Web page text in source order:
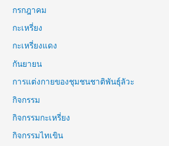
กรกฎาคม
กะเหรี่ยง
กะเหรี่ยงแดง
กันยายน
การแต่งกายของชุมชนชาติพันธุ์ลัวะ
กิจกรรม
กิจกรรมกะเหรี่ยง
กิจกรรมไทเขิน